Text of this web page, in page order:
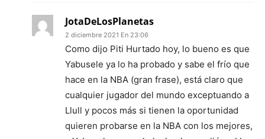
JotaDeLosPlanetas
2 diciembre 2021 En 23:06
Como dijo Piti Hurtado hoy, lo bueno es que
Yabusele ya lo ha probado y sabe el frío que
hace en la NBA (gran frase), está claro que
cualquier jugador del mundo exceptuando a
Llull y pocos más si tienen la oportunidad
quieren probarse en la NBA con los mejores,